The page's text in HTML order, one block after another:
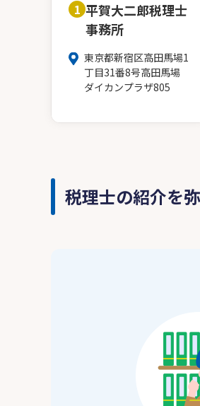
1 平賀大二郎税理士
事務所
東京都新宿区高田馬場1
丁目31番8号高田馬場
ダイカンプラザ805
税理士の紹介を